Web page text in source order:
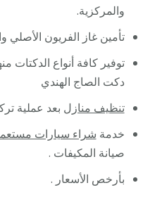
والمركزية.
تأمين غاز الفريون الأصلي
توفير كافة أنواع الدكتات
دكت الصاج الهندي
تنظيف منازل بعد عملية
خدمة شراء سيارات
صيانة المكيفات .
بأرخص الأسعار .